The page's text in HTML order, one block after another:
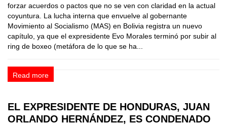
forzar acuerdos o pactos que no se ven con claridad en la actual
coyuntura. La lucha interna que envuelve al gobernante
Movimiento al Socialismo (MAS) en Bolivia registra un nuevo
capítulo, ya que el expresidente Evo Morales terminó por subir al
ring de boxeo (metáfora de lo que se ha...
Read more
EL EXPRESIDENTE DE HONDURAS, JUAN
ORLANDO HERNÁNDEZ, ES CONDENADO